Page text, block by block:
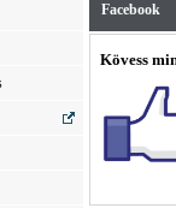
Facebook
Kövess